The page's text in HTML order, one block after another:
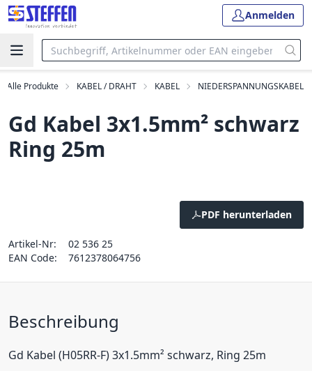
Anmelden
Alle Produkte KABEL / DRAHT KABEL NIEDERSPANNUNGSKABEL
Gd Kabel 3x1.5mm² schwarz
Ring 25m
PDF herunterladen
Artikel-Nr:
02 536 25
EAN Code:
7612378064756
Beschreibung
Gd Kabel (H05RR-F) 3x1.5mm² schwarz, Ring 25m